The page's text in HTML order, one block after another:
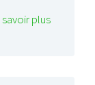
savoir plus